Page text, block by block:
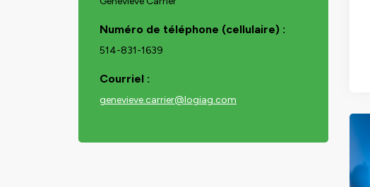
Numéro de téléphone (cellulaire) :
514-831-1639
Courriel :
genevieve.carrier@logiag.com